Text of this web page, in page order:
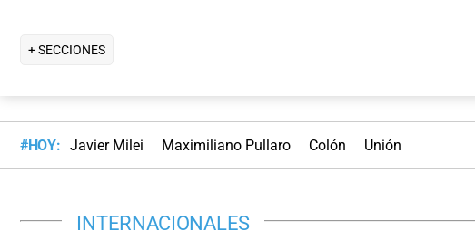
+ SECCIONES
#HOY: Javier Milei Maximiliano Pullaro Colón Unión
INTERNACIONALES